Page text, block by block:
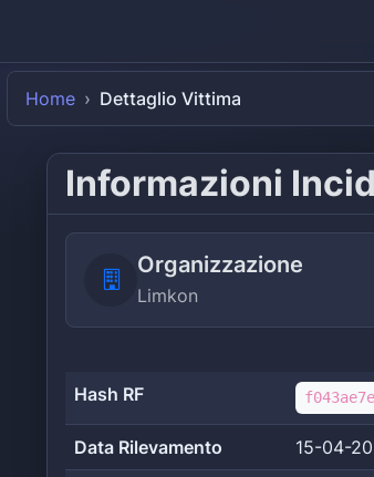
Home Dettaglio Vittima
Informazioni
Organizzazione
Limkon
Hash RF
Data Rilevamento 15-04-